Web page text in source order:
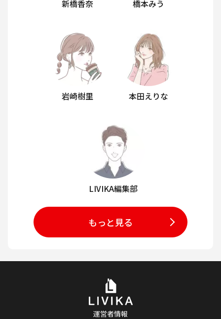
新橋香奈 橋本みう
岩崎樹里 本田えりな
LIVIKA編集部
もっと見る
運営者情報